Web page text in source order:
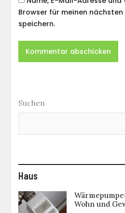
Browser für meinen
speichern.
Suchen
Haus
Wohn und